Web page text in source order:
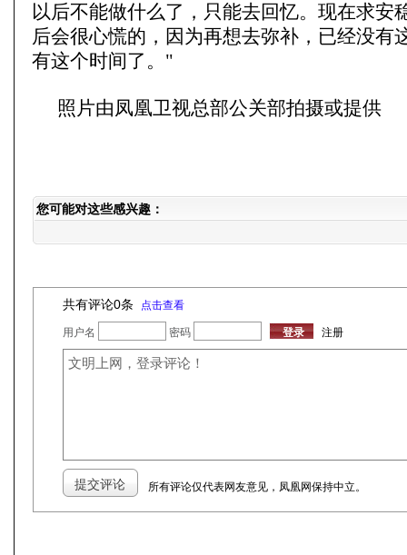
以后不能做什么了，只能去回忆。现在求安
后会很心慌的，因为再想去弥补，已经没有
有这个时间了。"
照片由凤凰卫视总部公关部拍摄或提供
您可能对这些感兴趣：
共有评论0条 点击查看
用户名 密码 注册
所有评论仅代表网友意见，凤凰网保持中立。